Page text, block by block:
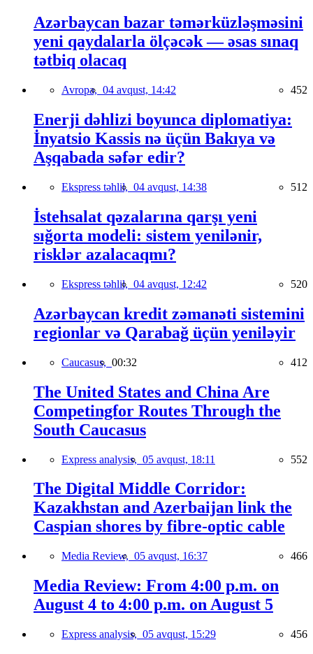
Azərbaycan bazar təmərküzləşməsini
yeni qaydalarla ölçəcək — əsas sınaq
tətbiq olacaq
Avropa, 04 avqust, 14:42 452
Enerji dəhlizi boyunca diplomatiya:
İnyatsio Kassis nə üçün Bakıya və
Aşqabada səfər edir?
Ekspress təhlil, 04 avqust, 14:38 512
İstehsalat qəzalarına qarşı yeni
sığorta modeli: sistem yenilənir,
risklər azalacaqmı?
Ekspress təhlil, 04 avqust, 12:42 520
Azərbaycan kredit zəmanəti sistemini
regionlar və Qarabağ üçün yeniləyir
Caucasus, 00:32 412
The United States and China Are
Competingfor Routes Through the
South Caucasus
Express analysis, 05 avqust, 18:11 552
The Digital Middle Corridor:
Kazakhstan and Azerbaijan link the
Caspian shores by fibre-optic cable
Media Review, 05 avqust, 16:37 466
Media Review: From 4:00 p.m. on
August 4 to 4:00 p.m. on August 5
Express analysis, 05 avqust, 15:29 456